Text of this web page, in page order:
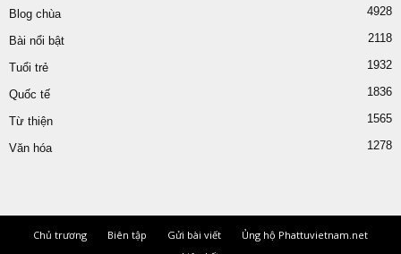
Blog chùa 4928
Bài nổi bật 2118
Tuổi trẻ 1932
Quốc tế 1836
Từ thiện 1565
Văn hóa 1278
Chủ trương Biên tập Gửi bài viết
Ủng hộ Phattuvietnam.net